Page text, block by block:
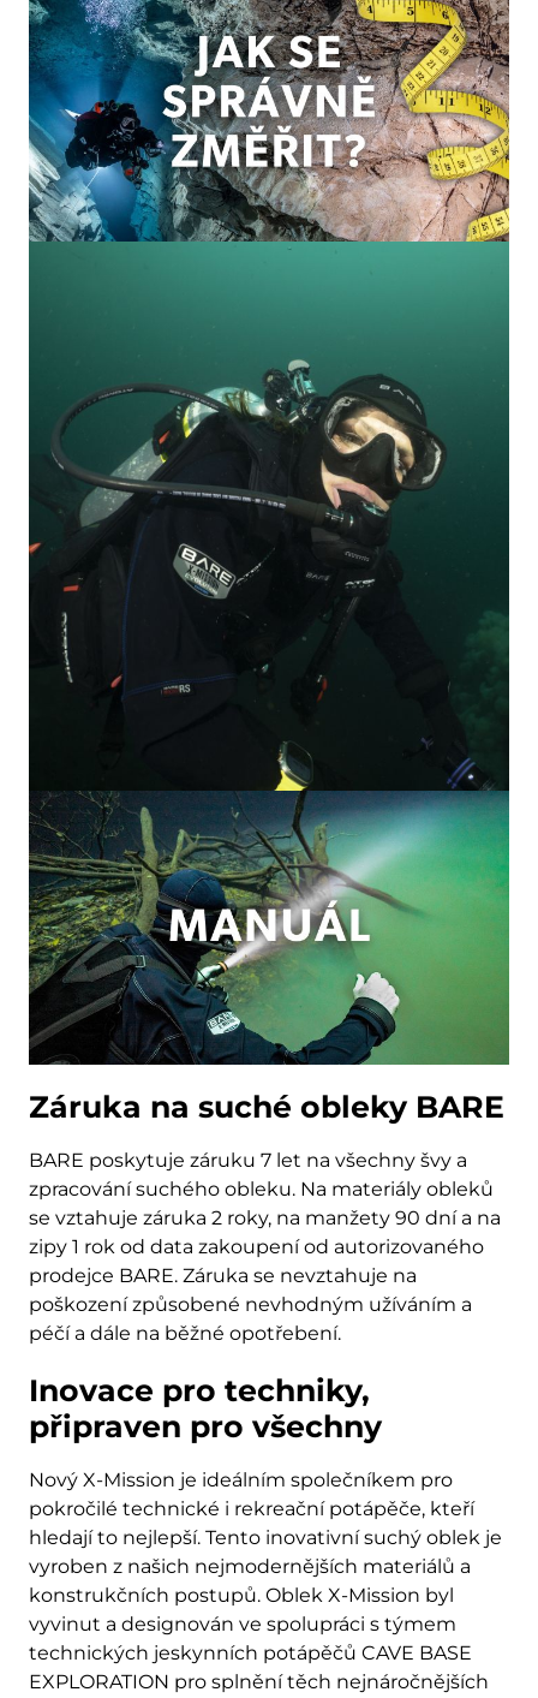
Záruka na suché obleky BARE
BARE poskytuje záruku 7 let na všechny švy a
zpracování suchého obleku. Na materiály obleků
se vztahuje záruka 2 roky, na manžety 90 dní a na
zipy 1 rok od data zakoupení od autorizovaného
prodejce BARE. Záruka se nevztahuje na
poškození způsobené nevhodným užíváním a
péčí a dále na běžné opotřebení.
Inovace pro techniky,
připraven pro všechny
Nový X-Mission je ideálním společníkem pro
pokročilé technické i rekreační potápěče, kteří
hledají to nejlepší. Tento inovativní suchý oblek je
vyroben z našich nejmodernějších materiálů a
konstrukčních postupů. Oblek X-Mission byl
vyvinut a designován ve spolupráci s týmem
technických jeskynních potápěčů CAVE BASE
EXPLORATION pro splnění těch nejnáročnějších